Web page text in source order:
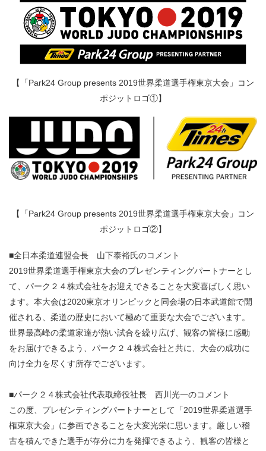
【「Park24 Group presents 2019世界柔道選手権東京大会」コン
ポジットロゴ①】
【「Park24 Group presents 2019世界柔道選手権東京大会」コン
ポジットロゴ②】
■全日本柔道連盟会長 山下泰裕氏のコメント
2019世界柔道選手権東京大会のプレゼンティングパートナーとし
て、パーク２４株式会社をお迎えできることを大変喜ばしく思い
ます。本大会は2020東京オリンピックと同会場の日本武道館で開
催される、柔道の歴史において極めて重要な大会でございます。
世界最高峰の柔道家達が熱い試合を繰り広げ、観客の皆様に感動
をお届けできるよう、パーク２４株式会社と共に、大会の成功に
向け全力を尽くす所存でございます。
■パーク２４株式会社代表取締役社長 西川光一のコメント
この度、プレゼンティングパートナーとして「2019世界柔道選手
権東京大会」に参画できることを大変光栄に思います。厳しい稽
古を積んできた選手が存分に力を発揮できるよう、観客の皆様と